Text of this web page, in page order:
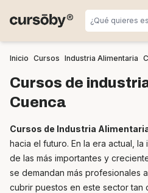
Inicio Cursos Industria Alimentaria
Cursos de
Cuenca
Cursos de Industria
hacia el futuro. En la era actual, la
de las más importantes y
se demandan más profesionales
cubrir puestos en este sector tan